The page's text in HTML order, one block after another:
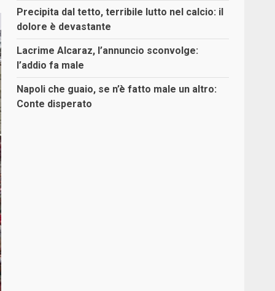
Precipita dal tetto, terribile lutto nel calcio: il
dolore è devastante
Lacrime Alcaraz, l’annuncio sconvolge:
l’addio fa male
Napoli che guaio, se n’è fatto male un altro:
Conte disperato